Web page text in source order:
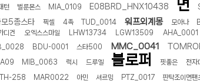
턴 벌룬몬스 MIA_0109 E08BRD_HNX10438 면
모5종스타 픽셀 4족 TUD_0014 워프외계몽 모아나
디건 오엑스스마일 LHW13734 LGW13509 AHA_0001
BDU-0001 스타500 MMC_0041
MIB_0063 럭시 드루엘 블로퍼 핏좋은 전자
TH-258 MAR0022 아민 셔르밍 PTZ_0017 핀탁조이면팬